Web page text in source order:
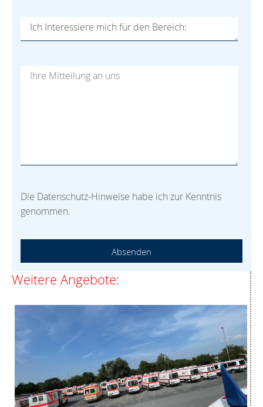
Ich Interessiere mich für den Bereich:
Die Datenschutz-Hinweise habe ich zur Kenntnis
genommen.
Absenden
Weitere Angebote: